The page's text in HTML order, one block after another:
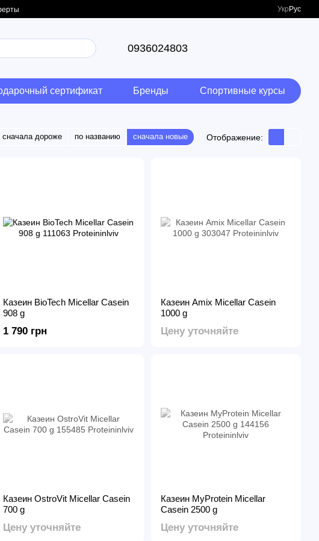
Укр Рус
0936024803
сертификат Бренды Спортивные курсы
сначала дороже по названию сначала новые Отображение:
Казеин BioTech Micellar Casein
908 g
1 790 грн
Казеин Amix Micellar Casein
1000 g
Цену уточняйте
Казеин OstroVit Micellar Casein
700 g
Цену уточняйте
Казеин MyProtein Micellar
Casein 2500 g
Цену уточняйте